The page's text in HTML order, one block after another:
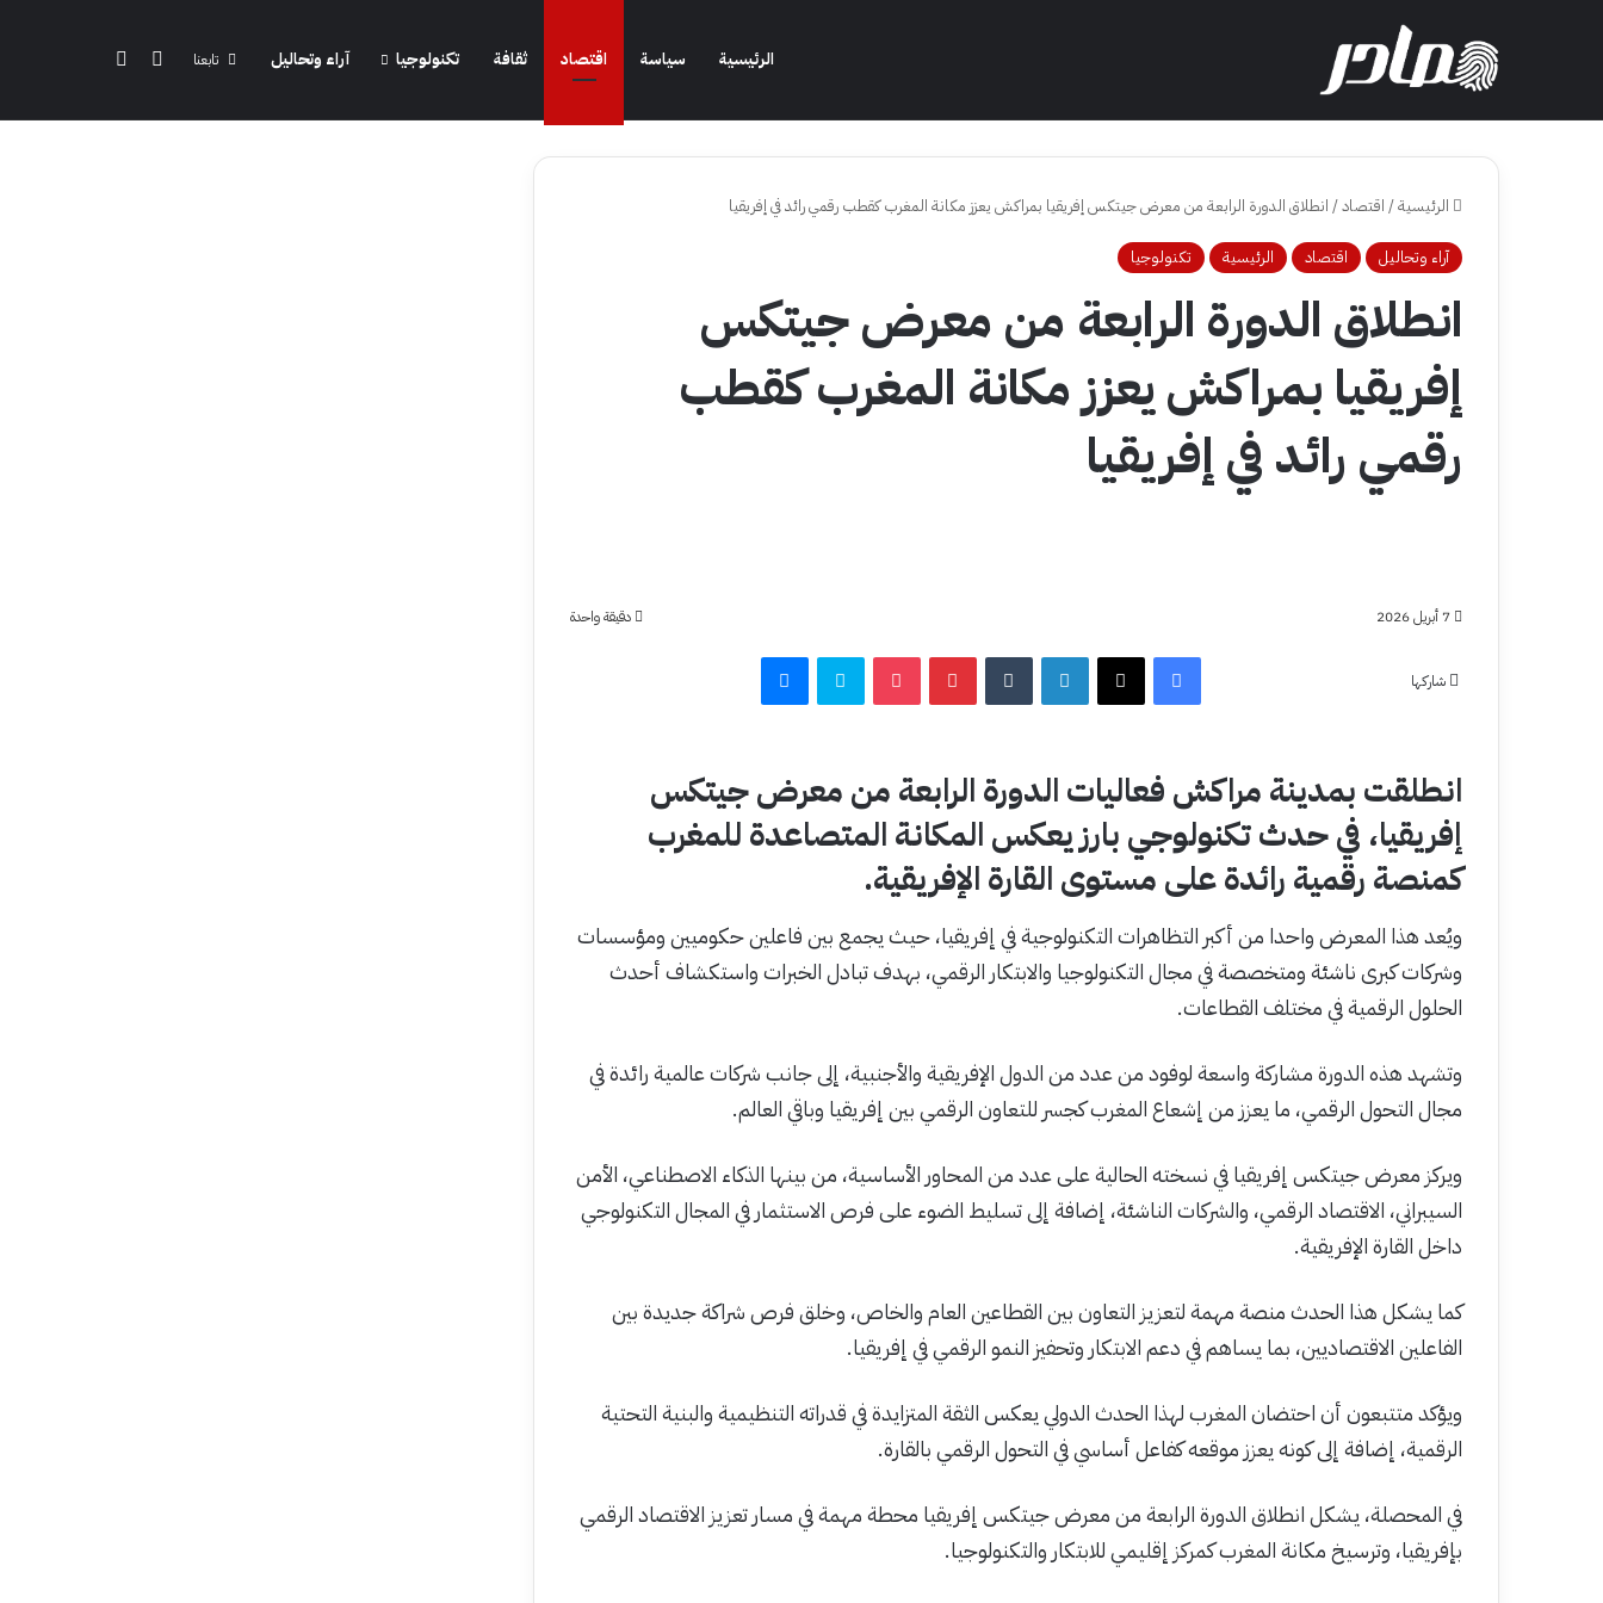
الرئيسية سياسة اقتصاد ثقافة تكنولوجيا آراء وتحاليل تابعنا الوضع المظلم
الرئيسية/ اقتصاد/ انطلاق الدورة الرابعة من معرض جيتكس إفريقيا بمراكش يعزز مكانة المغرب كقطب رقمي رائد في إفريقيا
آراء وتحاليل اقتصاد الرئيسية تكنولوجيا
انطلاق الدورة الرابعة من معرض جيتكس
إفريقيا بمراكش يعزز مكانة المغرب كقطب
رقمي رائد في إفريقيا
7 أبريل 2026 دقيقة واحدة
شاركها
فيسبوك‫X لينكدإن ‏Tumblr بينتيريست‫Pocket سكايب ماسنجر
انطلقت بمدينة مراكش فعاليات الدورة الرابعة من معرض جيتكس
إفريقيا، في حدث تكنولوجي بارز يعكس المكانة المتصاعدة للمغرب
كمنصة رقمية رائدة على مستوى القارة الإفريقية.
ويُعد هذا المعرض واحدا من أكبر التظاهرات التكنولوجية في إفريقيا، حيث يجمع بين فاعلين حكوميين ومؤسسات
وشركات كبرى ناشئة ومتخصصة في مجال التكنولوجيا والابتكار الرقمي، بهدف تبادل الخبرات واستكشاف أحدث
الحلول الرقمية في مختلف القطاعات.
وتشهد هذه الدورة مشاركة واسعة لوفود من عدد من الدول الإفريقية والأجنبية، إلى جانب شركات عالمية رائدة في
مجال التحول الرقمي، ما يعزز من إشعاع المغرب كجسر للتعاون الرقمي بين إفريقيا وباقي العالم.
ويركز معرض جيتكس إفريقيا في نسخته الحالية على عدد من المحاور الأساسية، من بينها الذكاء الاصطناعي، الأمن
السيبراني، الاقتصاد الرقمي، والشركات الناشئة، إضافة إلى تسليط الضوء على فرص الاستثمار في المجال التكنولوجي
داخل القارة الإفريقية.
كما يشكل هذا الحدث منصة مهمة لتعزيز التعاون بين القطاعين العام والخاص، وخلق فرص شراكة جديدة بين
الفاعلين الاقتصاديين، بما يساهم في دعم الابتكار وتحفيز النمو الرقمي في إفريقيا.
ويؤكد متتبعون أن احتضان المغرب لهذا الحدث الدولي يعكس الثقة المتزايدة في قدراته التنظيمية والبنية التحتية
الرقمية، إضافة إلى كونه يعزز موقعه كفاعل أساسي في التحول الرقمي بالقارة.
في المحصلة، يشكل انطلاق الدورة الرابعة من معرض جيتكس إفريقيا محطة مهمة في مسار تعزيز الاقتصاد الرقمي
بإفريقيا، وترسيخ مكانة المغرب كمركز إقليمي للابتكار والتكنولوجيا.